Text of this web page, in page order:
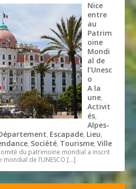
Nice
entre
au
Patrim
oine
Mondi
al de
l’Unesc
o
A la
une,
Activit
és,
Alpes-
, Escapade, Lieu,
, Société, Tourisme,Ville
du patrimoine mondial a inscrit
de l’UNESCO […]